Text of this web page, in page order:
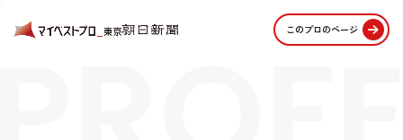
このプロのページ